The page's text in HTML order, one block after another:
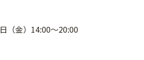
（金）14:00～20:00